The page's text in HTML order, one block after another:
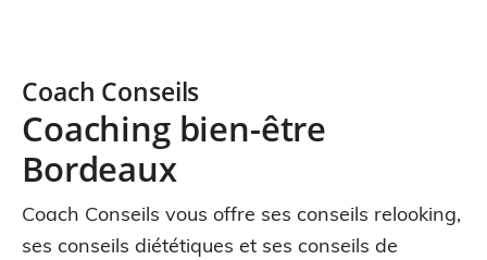
Coach Conseils
Coaching bien-être
Bordeaux
Coach Conseils vous offre ses conseils relooking,
ses conseils diététiques et ses conseils de